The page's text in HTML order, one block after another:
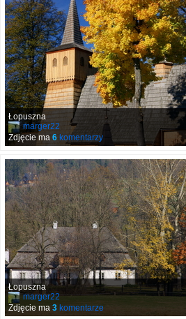
Łopuszna
marger22
Zdjęcie ma 6 komentarzy
Łopuszna
marger22
Zdjęcie ma 3 komentarze